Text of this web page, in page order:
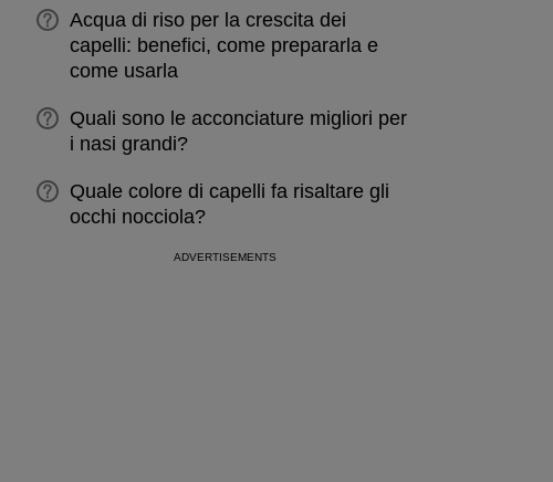
Acqua di riso per la crescita dei
capelli: benefici, come prepararla e
come usarla
Quali sono le acconciature migliori per
i nasi grandi?
Quale colore di capelli fa risaltare gli
occhi nocciola?